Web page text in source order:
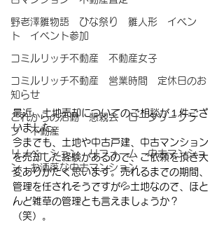
野老澤雛物語 ひな祭り 雛人形 イベン
ト イベント参加
コミルリッチ不動産 不動産女子
コミルリッチ不動産 営業時間 定休日のお
知らせ
これからの活動 懇親会 ロータリークラ
ブ 不動産
リノベーション リフォーム 中古マンショ
ン お洒落な中古マンション
最近、土地売却についてのご相談が１件ござ
いました。
今までも、土地や中古戸建、中古マンション
を売却した経験があるので、ご依頼を頂き大
変ありがたく思います。売れるまでの期間、
管理を任されそうですが💦土地なので、ほと
んど雑草の管理とも言えましょうか？
（笑）。